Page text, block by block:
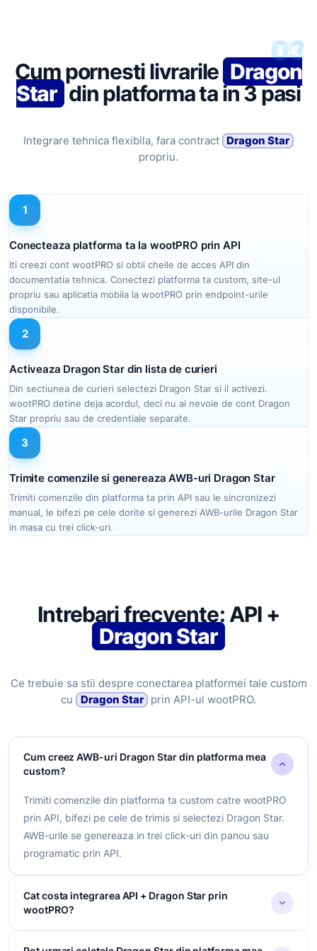
Cum pornesti livrarile Dragon
Star din platforma ta in 3 pasi
Integrare tehnica flexibila, fara contract Dragon Star
propriu.
01
1
Conecteaza platforma ta la wootPRO prin API
Iti creezi cont wootPRO si obtii cheile de acces API din
documentatia tehnica. Conectezi platforma ta custom, site-ul
propriu sau aplicatia mobila la wootPRO prin endpoint-urile
disponibile.
02
2
Activeaza Dragon Star din lista de curieri
Din sectiunea de curieri selectezi Dragon Star si il activezi.
wootPRO detine deja acordul, deci nu ai nevoie de cont Dragon
Star propriu sau de credentiale separate.
03
3
Trimite comenzile si genereaza AWB-uri Dragon Star
Trimiti comenzile din platforma ta prin API sau le sincronizezi
manual, le bifezi pe cele dorite si generezi AWB-urile Dragon Star
in masa cu trei click-uri.
Intrebari frecvente: API +
Dragon Star
Ce trebuie sa stii despre conectarea platformei tale custom
cu Dragon Star prin API-ul wootPRO.
Cum creez AWB-uri Dragon Star din platforma mea
custom?
Trimiti comenzile din platforma ta custom catre wootPRO
prin API, bifezi pe cele de trimis si selectezi Dragon Star.
AWB-urile se genereaza in trei click-uri din panou sau
programatic prin API.
Cat costa integrarea API + Dragon Star prin
wootPRO?